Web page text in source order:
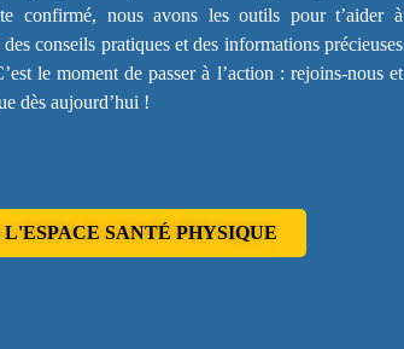
confirmé, nous avons les outils pour t’aider à
conseils pratiques et des informations précieuses
le moment de passer à l’action : rejoins-nous et
dès aujourd’hui !
SANTÉ PHYSIQUE